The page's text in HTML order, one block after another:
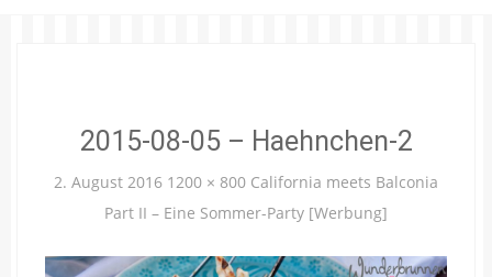
2015-08-05 – Haehnchen-2
2. August 2016 1200 × 800 California meets Balconia
Part II – Eine Sommer-Party [Werbung]